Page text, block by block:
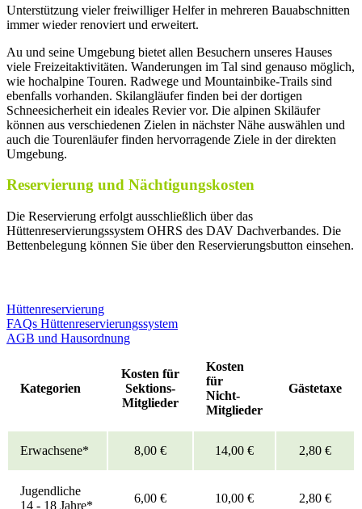
Unterstützung vieler freiwilliger Helfer in mehreren Bauabschnitten
immer wieder renoviert und erweitert.
Au und seine Umgebung bietet allen Besuchern unseres Hauses
viele Freizeitaktivitäten. Wanderungen im Tal sind genauso möglich,
wie hochalpine Touren. Radwege und Mountainbike-Trails sind
ebenfalls vorhanden. Skilangläufer finden bei der dortigen
Schneesicherheit ein ideales Revier vor. Die alpinen Skiläufer
können aus verschiedenen Zielen in nächster Nähe auswählen und
auch die Tourenläufer finden hervorragende Ziele in der direkten
Umgebung.
Reservierung und Nächtigungskosten
Die Reservierung erfolgt ausschließlich über das
Hüttenreservierungssystem OHRS des DAV Dachverbandes. Die
Bettenbelegung können Sie über den Reservierungsbutton einsehen.
Hüttenreservierung
FAQs Hüttenreservierungssystem
AGB und Hausordnung
Kategorien
Kosten für
Sektions-
Mitglieder
Kosten
für
Nicht-
Mitglieder
Gästetaxe
Erwachsene* 8,00 € 14,00 € 2,80 €
Jugendliche
14 - 18 Jahre*
6,00 € 10,00 € 2,80 €